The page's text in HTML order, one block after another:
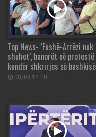
Top News- ‘Fushë-Arrëzi nuk
shuhet’, banorët në protestë
kundër shkrirjes së bashkisë
08/08 14:10